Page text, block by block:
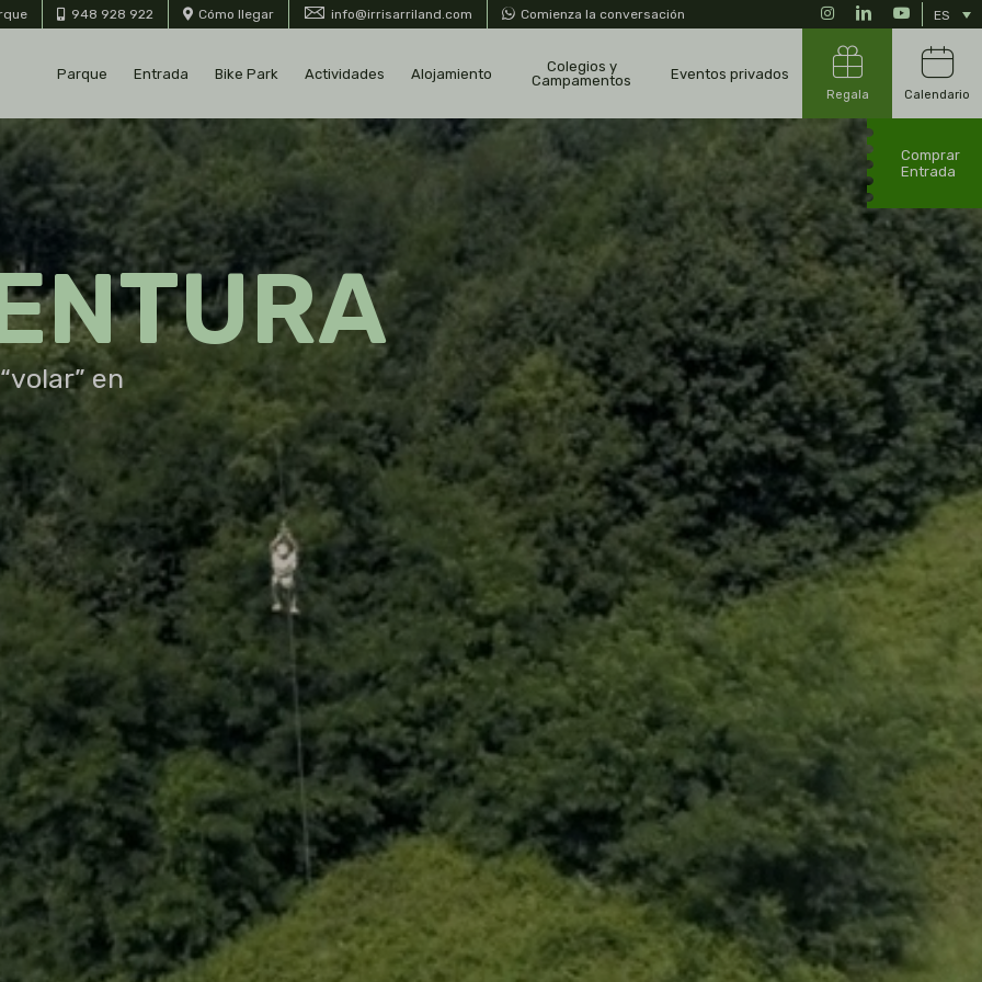
948 928 922 Cómo llegar info@irrisarriland.com Comienza la conversación ES
InstagramLinkedInYouTube
Parque Entrada Bike Park Actividades Alojamiento
Colegios y
Campamentos
Eventos privados
Regala Calendario
Comprar
Entrada
ÚNICO
Es la tierra de las risas sin fin
Reservar alojamiento